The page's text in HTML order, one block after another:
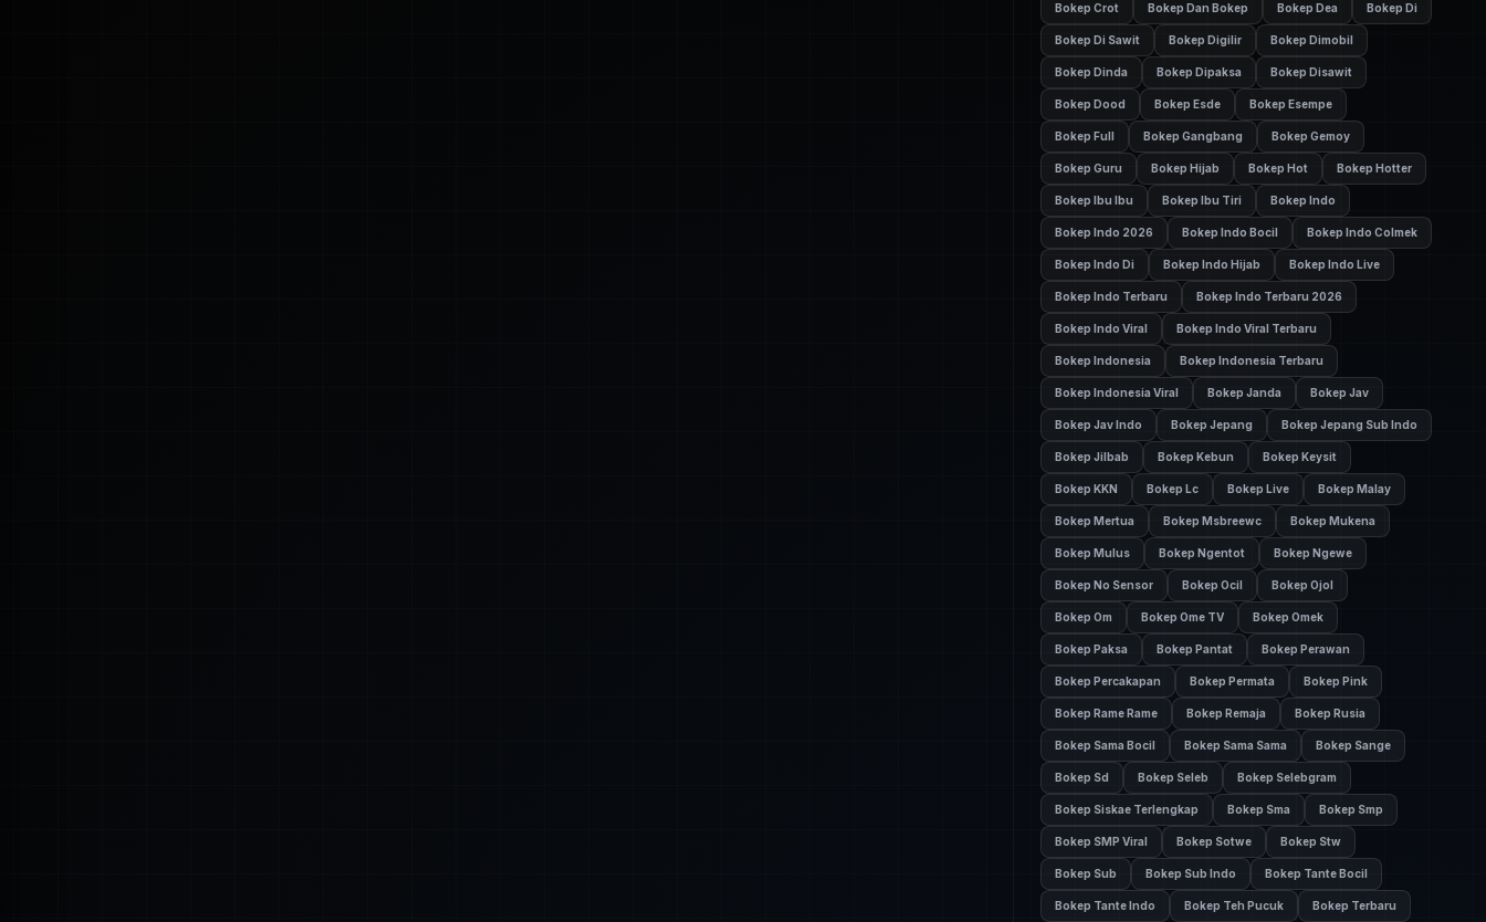
Bokep Crot Bokep Dan Bokep Bokep Dea Bokep Di
Bokep Di Sawit Bokep Digilir Bokep Dimobil
Bokep Dinda Bokep Dipaksa Bokep Disawit
Bokep Dood Bokep Esde Bokep Esempe
Bokep Full Bokep Gangbang Bokep Gemoy
Bokep Guru Bokep Hijab Bokep Hot Bokep Hotter
Bokep Ibu Ibu Bokep Ibu Tiri Bokep Indo
Bokep Indo 2026 Bokep Indo Bocil Bokep Indo Colmek
Bokep Indo Di Bokep Indo Hijab Bokep Indo Live
Bokep Indo Terbaru Bokep Indo Terbaru 2026
Bokep Indo Viral Bokep Indo Viral Terbaru
Bokep Indonesia Bokep Indonesia Terbaru
Bokep Indonesia Viral Bokep Janda Bokep Jav
Bokep Jav Indo Bokep Jepang Bokep Jepang Sub Indo
Bokep Jilbab Bokep Kebun Bokep Keysit
Bokep KKN Bokep Lc Bokep Live Bokep Malay
Bokep Mertua Bokep Msbreewc Bokep Mukena
Bokep Mulus Bokep Ngentot Bokep Ngewe
Bokep No Sensor Bokep Ocil Bokep Ojol
Bokep Om Bokep Ome TV Bokep Omek
Bokep Paksa Bokep Pantat Bokep Perawan
Bokep Percakapan Bokep Permata Bokep Pink
Bokep Rame Rame Bokep Remaja Bokep Rusia
Bokep Sama Bocil Bokep Sama Sama Bokep Sange
Bokep Sd Bokep Seleb Bokep Selebgram
Bokep Siskae Terlengkap Bokep Sma Bokep Smp
Bokep SMP Viral Bokep Sotwe Bokep Stw
Bokep Sub Bokep Sub Indo Bokep Tante Bocil
Bokep Tante Indo Bokep Teh Pucuk Bokep Terbaru